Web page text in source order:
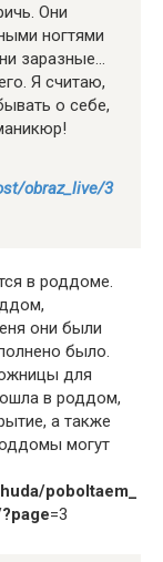
Они
ногтями
заразные…
Я считаю,
о себе,
obraz_live/3
в роддоме.
они были
было.
для
в роддом,
а также
могут
poboltaem_
=3